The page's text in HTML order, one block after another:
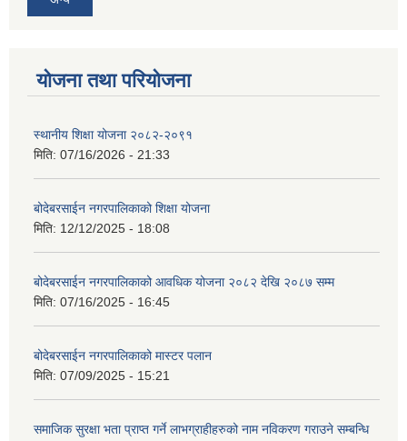
योजना तथा परियोजना
स्थानीय शिक्षा योजना २०८२-२०९१
मिति: 07/16/2026 - 21:33
बोदेबरसाईन नगरपालिकाको शिक्षा योजना
मिति: 12/12/2025 - 18:08
बोदेबरसाईन नगरपालिकाको आवधिक योजना २०८२ देखि २०८७ सम्म
मिति: 07/16/2025 - 16:45
बोदेबरसाईन नगरपालिकाको मास्टर पलान
मिति: 07/09/2025 - 15:21
समाजिक सुरक्षा भता प्राप्त गर्ने लाभग्राहीहरुको नाम नविकरण गराउने सम्बन्धि